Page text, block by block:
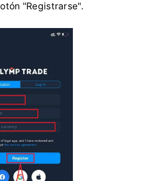
"Registrarse".